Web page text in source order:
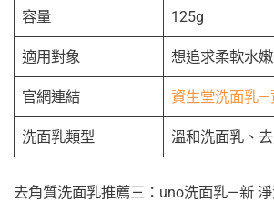
容量 125g
適用對象 想追求柔軟水
官網連結 資生堂洗面乳—
洗面乳類型 溫和洗面乳、
去角質洗面乳推薦三：uno洗面乳—新